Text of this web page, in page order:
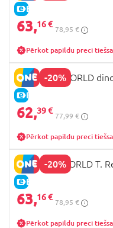
E-CENA
63,16 €
78,95 €
Pērkot papildu preci
-20%
E-CENA
JURRASIC WORLD
62,39 €
77,99 €
Pērkot papildu preci
-20%
E-CENA
JURASSIC WORLD T.
63,16 €
78,95 €
Pērkot papildu preci